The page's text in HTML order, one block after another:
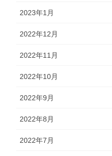
2023年1月
2022年12月
2022年11月
2022年10月
2022年9月
2022年8月
2022年7月